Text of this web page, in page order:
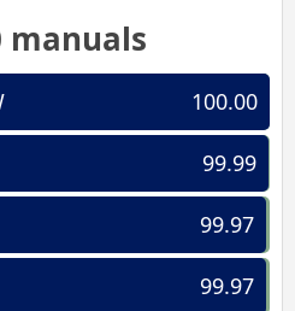
manuals
100.00
99.99
99.97
99.97